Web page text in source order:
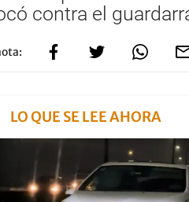
contra el
LO QUE SE LEE AHORA